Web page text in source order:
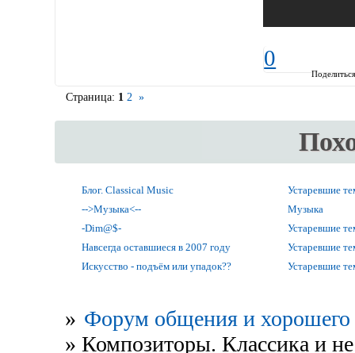
0
Страница: 1 2 »
Блог. Classical Music
Устаревшие
-->Музыка<--
Музыка
-Dim@$-
Устаревшие
Навсегда оставшиеся в 2007 году
Устаревшие
Искусство - подъём или упадок??
Устаревшие
» Форум общения и хорошего
» Композиторы. Классика и